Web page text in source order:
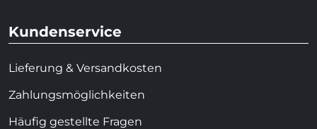
Kundenservice
Lieferung & Versandkosten
Zahlungsmöglichkeiten
Häufig gestellte Fragen